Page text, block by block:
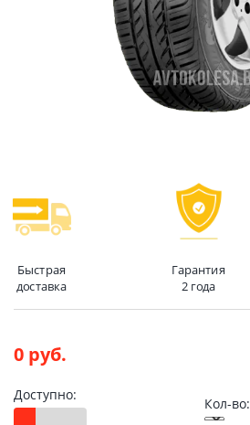
Быстрая
доставка
Гарантия
2 года
0 руб.
Доступно:
Кол-во: